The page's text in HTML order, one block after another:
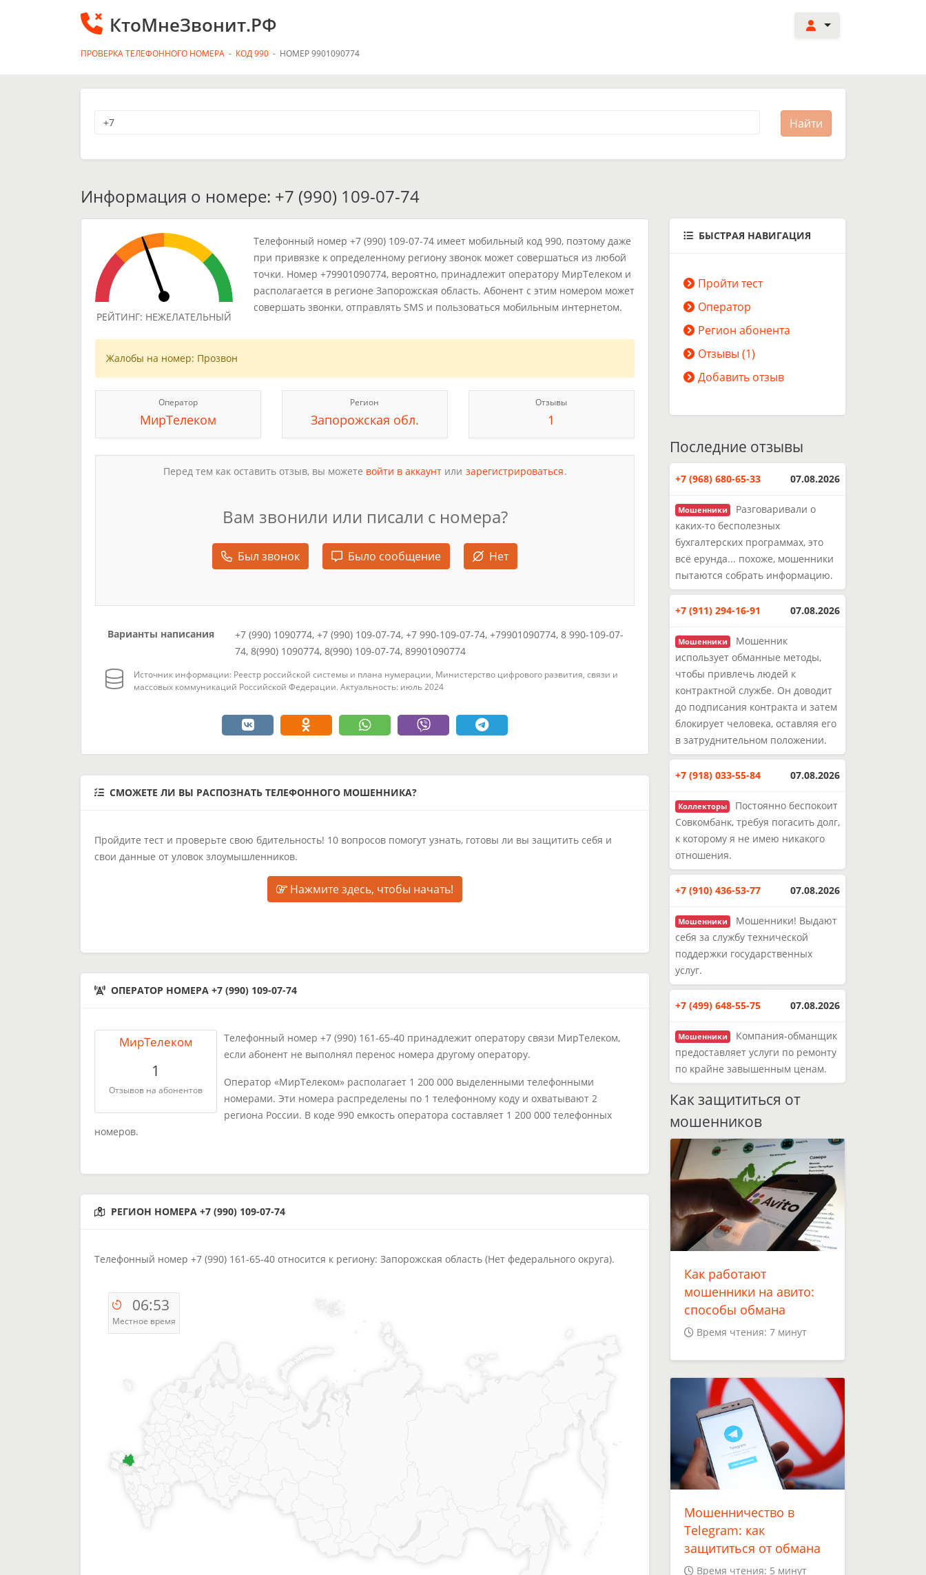
КтоМнеЗвонит.РФ
ПРОВЕРКА ТЕЛЕФОННОГО НОМЕРА - КОД 990 - НОМЕР 9901090774
Информация о номере: +7 (990) 109-07-74
РЕЙТИНГ: НЕЖЕЛАТЕЛЬНЫЙ
Телефонный номер +7 (990) 109-07-74 имеет мобильный код 990, поэтому даже
при привязке к определенному региону звонок может совершаться из любой
точки. Номер +79901090774, вероятно, принадлежит оператору МирТелеком и
располагается в регионе Запорожская область. Абонент с этим номером может
совершать звонки, отправлять SMS и пользоваться мобильным интернетом.
Жалобы на номер: Прозвон
Оператор
МирТелеком
Регион
Запорожская обл.
Отзывы
1
Перед тем как оставить отзыв, вы можете войти в аккаунтили зарегистрироваться.
Вам звонили или писали с номера?
Был звонок Было сообщение Нет
Варианты написания
+7 (990) 1090774, +7 (990) 109-07-74, +7 990-109-07-74, +79901090774, 8 990-109-07-
74, 8(990) 1090774, 8(990) 109-07-74, 89901090774
Источник информации: Реестр российской системы и плана нумерации, Министерство цифрового развития, связи и
массовых коммуникаций Российской Федерации. Актуальность: июль 2024
СМОЖЕТЕ ЛИ ВЫ РАСПОЗНАТЬ ТЕЛЕФОННОГО МОШЕННИКА?
Пройдите тест и проверьте свою бдительность! 10 вопросов помогут узнать, готовы ли вы защитить себя и
свои данные от уловок злоумышленников.
Нажмите здесь, чтобы начать!
ОПЕРАТОР НОМЕРА +7 (990) 109-07-74
МирТелеком
1
Отзывов на абонентов
Телефонный номер +7 (990) 161-65-40 принадлежит оператору связи МирТелеком,
если абонент не выполнял перенос номера другому оператору.
Оператор «МирТелеком» располагает 1 200 000 выделенными телефонными
номерами. Эти номера распределены по 1 телефонному коду и охватывают 2
региона России. В коде 990 емкость оператора составляет 1 200 000 телефонных
номеров.
РЕГИОН НОМЕРА +7 (990) 109-07-74
Телефонный номер +7 (990) 161-65-40 относится к региону: Запорожская область (Нет федерального округа).
06:53
Местное время
БЫСТРАЯ НАВИГАЦИЯ
Пройти тест
Оператор
Регион абонента
Отзывы (1)
Добавить отзыв
Последние отзывы
+7 (968) 680-65-33 07.08.2026
Мошенники
Разговаривали о
каких-то бесполезных
бухгалтерских программах, это
всё ерунда... похоже, мошенники
пытаются собрать информацию.
+7 (911) 294-16-91 07.08.2026
Мошенники
Мошенник
использует обманные методы,
чтобы привлечь людей к
контрактной службе. Он доводит
до подписания контракта и затем
блокирует человека, оставляя его
в затруднительном положении.
+7 (918) 033-55-84 07.08.2026
Коллекторы
Постоянно беспокоит
Совкомбанк, требуя погасить долг,
к которому я не имею никакого
отношения.
+7 (910) 436-53-77 07.08.2026
Мошенники
Мошенники! Выдают
себя за службу технической
поддержки государственных
услуг.
+7 (499) 648-55-75 07.08.2026
Мошенники
Компания-обманщик
предоставляет услуги по ремонту
по крайне завышенным ценам.
Как защититься от
мошенников
Как работают
мошенники на авито:
способы обмана
Время чтения: 7 минут
Мошенничество в
Telegram: как
защититься от обмана
Время чтения: 5 минут